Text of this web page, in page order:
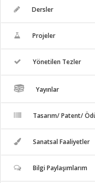
Dersler
Projeler
Yönetilen Tezler
Yayınlar
Tasarım/ Patent/
Sanatsal Faaliyetler
Bilgi Paylaşımlarım